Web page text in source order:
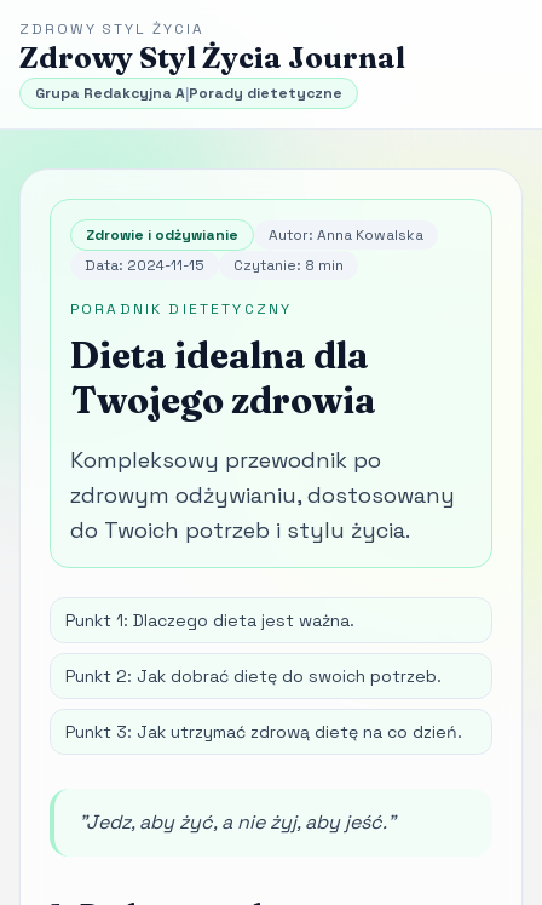
ZDROWY STYL ŻYCIA
Zdrowy Styl Życia Journal
Grupa Redakcyjna A|Porady dietetyczne
Zdrowie i odżywianie
Autor: Anna Kowalska
Data: 2024-11-15
Czytanie: 8 min
PORADNIK DIETETYCZNY
Dieta idealna dla
Twojego zdrowia
Kompleksowy przewodnik po
zdrowym odżywianiu, dostosowany
do Twoich potrzeb i stylu życia.
Punkt 1: Dlaczego dieta jest ważna.
Punkt 2: Jak dobrać dietę do swoich potrzeb.
Punkt 3: Jak utrzymać zdrową dietę na co dzień.
"Jedz, aby żyć, a nie żyj, aby jeść."